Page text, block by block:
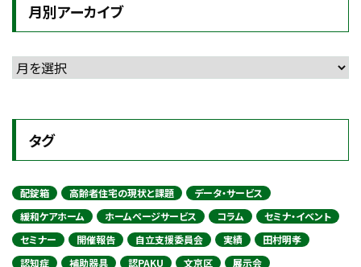
月別アーカイブ
タグ
配錠箱 高齢者住宅の現状と課題
データ・サービス
緩和ケアホーム
ホームページサービス コラム
セミナ・イベント
セミナー
開催報告 自立支援委員会 実績
田村明孝
認知症
補助器具 認PAKU 文京区 展示会